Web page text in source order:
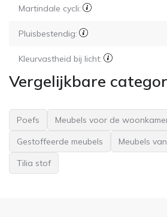
Martindale cycli:
Pluisbestendig:
Kleurvastheid bij licht:
Vergelijkbare
Poefs
Meubels voor de
Gestoffeerde meubels
Meubels
Tilia stof